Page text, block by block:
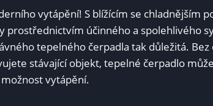
vytápění!⁢ S blížícím se chladnějším
prostřednictvím účinného a spolehlivého
​tepelného čerpadla tak důležitá.⁤ Bez
stávající objekt,‍ tepelné čerpadlo
vytápění.